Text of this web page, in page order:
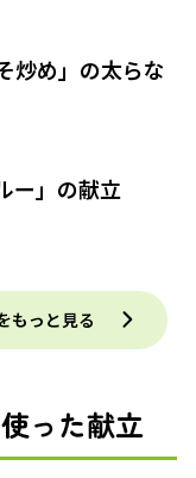
炒め」の太らな
ー」の献立
もっと見る
った献立